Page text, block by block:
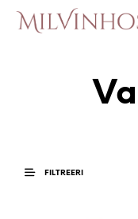
FILTREERI